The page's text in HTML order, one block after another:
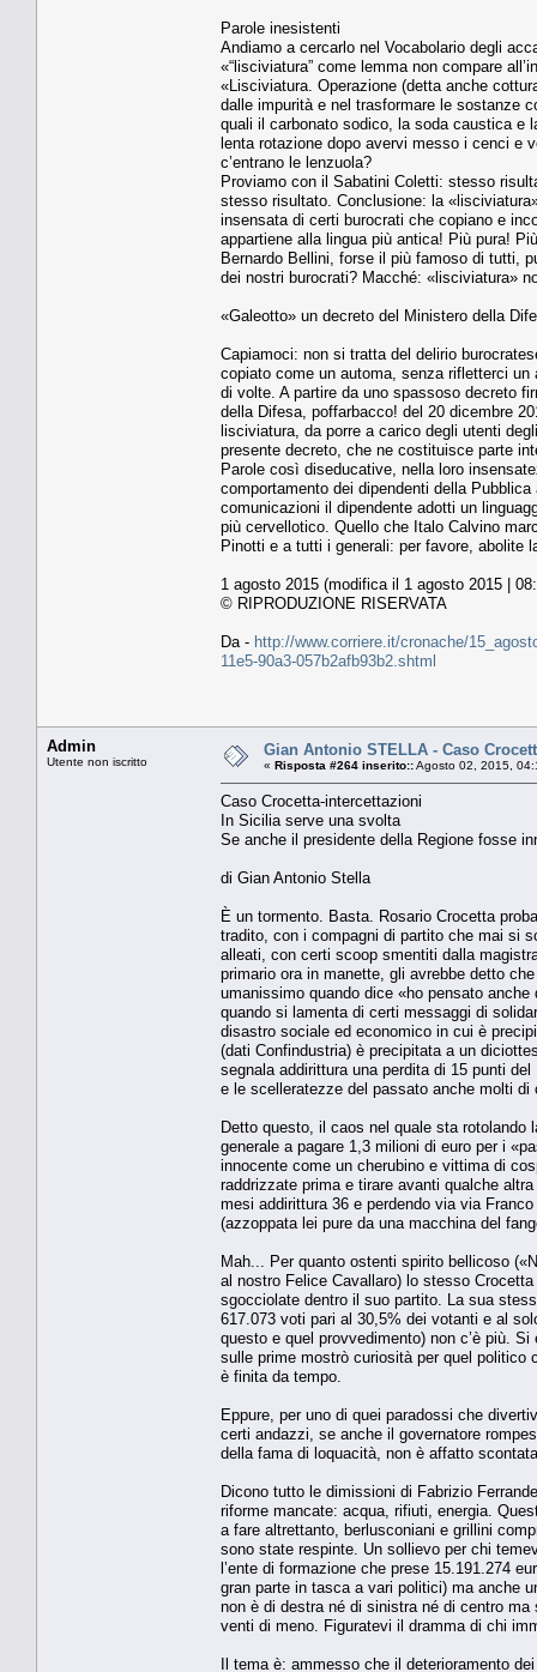
Parole inesistenti
Andiamo a cercarlo nel Vocabolario degli
«“lisciviatura” come lemma non compare
«Lisciviatura. Operazione (detta anche
dalle impurità e nel trasformare le sostanze
quali il carbonato sodico, la soda caustica e
lenta rotazione dopo avervi messo i cenci e
c’entrano le lenzuola?
Proviamo con il Sabatini Coletti: stesso
stesso risultato. Conclusione: la
insensata di certi burocrati che copiano e
appartiene alla lingua più antica! Più pura!
Bernardo Bellini, forse il più famoso di tutti,
dei nostri burocrati? Macché: «lisciviatura»
«Galeotto» un decreto del Ministero della
Capiamoci: non si tratta del delirio
copiato come un automa, senza rifletterci
di volte. A partire da uno spassoso decreto
della Difesa, poffarbacco! del 20 dicembre
lisciviatura, da porre a carico degli utenti
presente decreto, che ne costituisce parte
Parole così diseducative, nella loro
comportamento dei dipendenti della
comunicazioni il dipendente adotti un
più cervellotico. Quello che Italo Calvino
Pinotti e a tutti i generali: per favore, abolite
1 agosto 2015 (modifica il 1 agosto 2015 |
© RIPRODUZIONE RISERVATA
Da - http://www.corriere.it/cronache/
11e5-90a3-057b2afb93b2.shtml
Admin
Utente non iscritto
Gian Antonio STELLA - Caso
« Risposta #264 inserito::Agosto 02, 2015,
Caso Crocetta-intercettazioni
In Sicilia serve una svolta
Se anche il presidente della Regione fosse
di Gian Antonio Stella
È un tormento. Basta. Rosario Crocetta
tradito, con i compagni di partito che mai si
alleati, con certi scoop smentiti dalla
primario ora in manette, gli avrebbe detto
umanissimo quando dice «ho pensato
quando si lamenta di certi messaggi di
disastro sociale ed economico in cui è
(dati Confindustria) è precipitata a un
segnala addirittura una perdita di 15 punti
e le scelleratezze del passato anche molti
Detto questo, il caos nel quale sta rotolando
generale a pagare 1,3 milioni di euro per i
innocente come un cherubino e vittima di
raddrizzate prima e tirare avanti qualche
mesi addirittura 36 e perdendo via via
(azzoppata lei pure da una macchina del
Mah... Per quanto ostenti spirito bellicoso
al nostro Felice Cavallaro) lo stesso
sgocciolate dentro il suo partito. La sua
617.073 voti pari al 30,5% dei votanti e al
questo e quel provvedimento) non c’è più.
sulle prime mostrò curiosità per quel
è finita da tempo.
Eppure, per uno di quei paradossi che
certi andazzi, se anche il governatore
della fama di loquacità, non è affatto
Dicono tutto le dimissioni di Fabrizio
riforme mancate: acqua, rifiuti, energia.
a fare altrettanto, berlusconiani e grillini
sono state respinte. Un sollievo per chi
l’ente di formazione che prese 15.191.274
gran parte in tasca a vari politici) ma anche
non è di destra né di sinistra né di centro
venti di meno. Figuratevi il dramma di chi
Il tema è: ammesso che il deterioramento